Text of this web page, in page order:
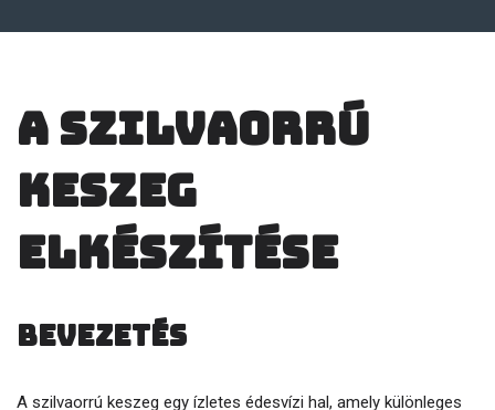
A Szilvaorrú
keszeg
elkészítése
Bevezetés
A szilvaorrú keszeg egy ízletes édesvízi hal, amely különleges